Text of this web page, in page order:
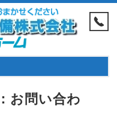
お問い合わ